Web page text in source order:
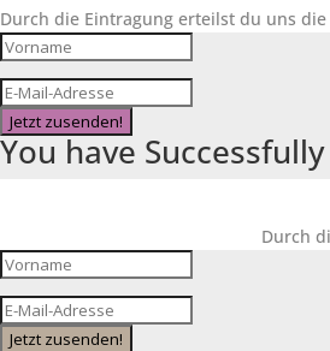
Durch die Eintragung erteilst du uns
Jetzt zusenden!
You have
Durch
Jetzt zusenden!